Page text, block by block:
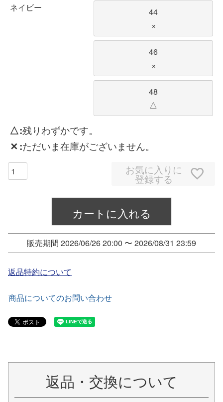
ネイビー
44
×
46
×
48
△
△ 残りわずかです。
✕ ただいま在庫がございません。
お気に入りに
登録する
カートに入れる
販売期間 2026/06/26 20:00 〜 2026/08/31 23:59
返品特約について
商品についてのお問い合わせ
返品・交換について